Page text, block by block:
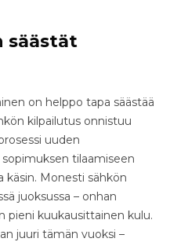
säästät
on helppo tapa säästää
kilpailutus onnistuu
uuden
tilaamiseen
Monesti sähkön
juoksussa – onhan
pieni kuukausittainen kulu.
juuri tämän vuoksi –